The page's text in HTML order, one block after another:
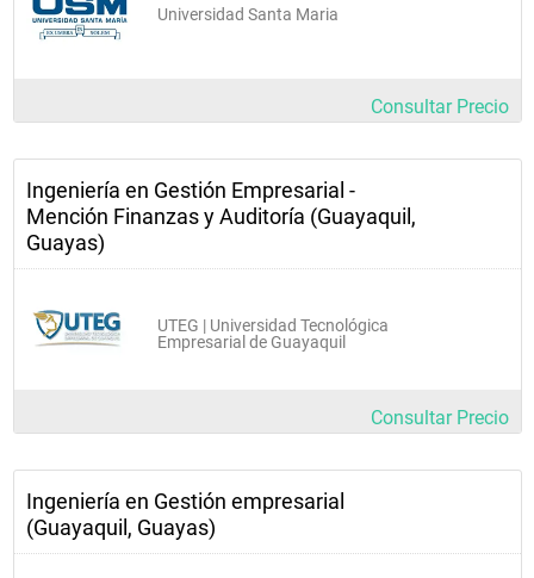
Universidad Santa Maria
Consultar Precio
Ingeniería en Gestión Empresarial -
Mención Finanzas y Auditoría (Guayaquil,
Guayas)
UTEG | Universidad Tecnológica
Empresarial de Guayaquil
Consultar Precio
Ingeniería en Gestión empresarial
(Guayaquil, Guayas)